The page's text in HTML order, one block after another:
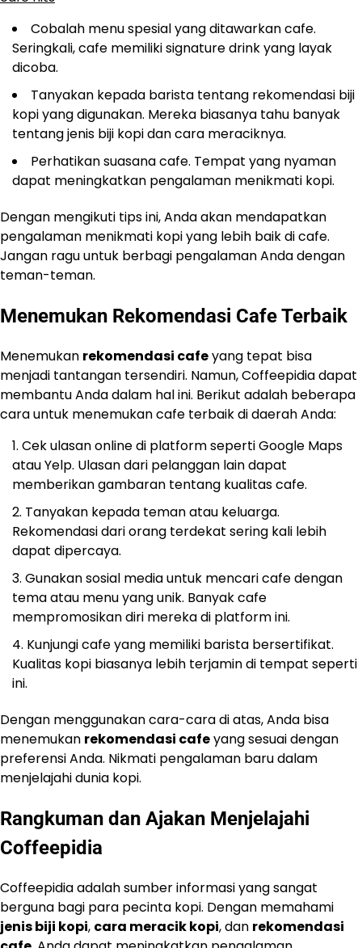
Cobalah menu spesial yang ditawarkan cafe.
Seringkali, cafe memiliki signature drink yang layak
dicoba.
Tanyakan kepada barista tentang rekomendasi biji
kopi yang digunakan. Mereka biasanya tahu banyak
tentang jenis biji kopi dan cara meraciknya.
Perhatikan suasana cafe. Tempat yang nyaman
dapat meningkatkan pengalaman menikmati kopi.
Dengan mengikuti tips ini, Anda akan mendapatkan
pengalaman menikmati kopi yang lebih baik di cafe.
Jangan ragu untuk berbagi pengalaman Anda dengan
teman-teman.
Menemukan Rekomendasi Cafe Terbaik
Menemukan rekomendasi cafeyang tepat bisa
menjadi tantangan tersendiri. Namun, Coffeepidia dapat
membantu Anda dalam hal ini. Berikut adalah beberapa
cara untuk menemukan cafe terbaik di daerah Anda:
Cek ulasan online di platform seperti Google Maps
atau Yelp. Ulasan dari pelanggan lain dapat
memberikan gambaran tentang kualitas cafe.
Tanyakan kepada teman atau keluarga.
Rekomendasi dari orang terdekat sering kali lebih
dapat dipercaya.
Gunakan sosial media untuk mencari cafe dengan
tema atau menu yang unik. Banyak cafe
mempromosikan diri mereka di platform ini.
Kunjungi cafe yang memiliki barista bersertifikat.
Kualitas kopi biasanya lebih terjamin di tempat seperti
ini.
Dengan menggunakan cara-cara di atas, Anda bisa
menemukan rekomendasi cafeyang sesuai dengan
preferensi Anda. Nikmati pengalaman baru dalam
menjelajahi dunia kopi.
Rangkuman dan Ajakan Menjelajahi
Coffeepidia
Coffeepidia adalah sumber informasi yang sangat
berguna bagi para pecinta kopi. Dengan memahami
jenis biji kopi, cara meracik kopi, dan rekomendasi